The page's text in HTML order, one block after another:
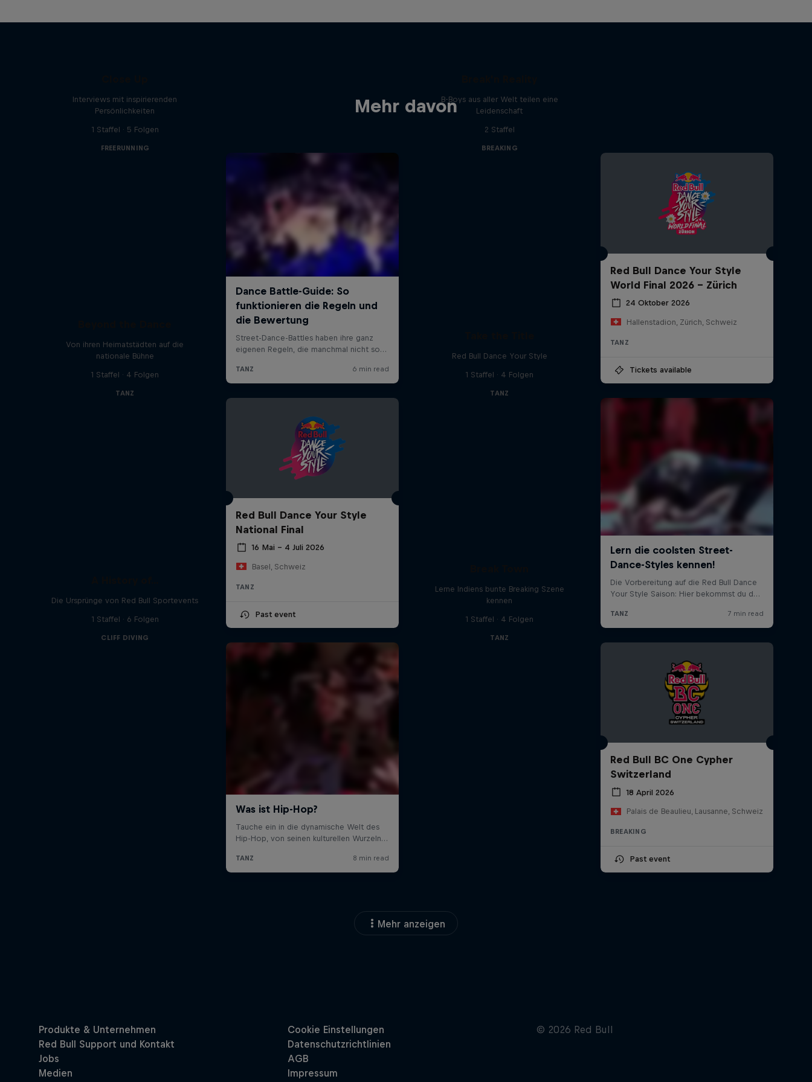
Mehr davon
Interviews mit inspirierenden
Persönlichkeiten
1 Staffel · 5 Folgen
FREERUNNING
B-Boys aus aller Welt teilen eine
Leidenschaft
2 Staffel
BREAKING
Red Bull Dance Your Style
World Final 2026 - Zürich
24 Oktober 2026
Hallenstadion, Zürich, Schweiz
TANZ
Tickets available
Von ihren Heimatstädten auf die
nationale Bühne
1 Staffel · 4 Folgen
TANZ
Red Bull Dance Your Style
National Final
16 Mai – 4 Juli 2026
Basel, Schweiz
TANZ
Past event
Red Bull Dance Your Style
1 Staffel · 4 Folgen
TANZ
Die Ursprünge von Red Bull Sportevents
1 Staffel · 6 Folgen
CLIFF DIVING
Lerne Indiens bunte Breaking Szene
kennen
1 Staffel · 4 Folgen
TANZ
Red Bull BC One Cypher
Switzerland
18 April 2026
Palais de Beaulieu, Lausanne, Schweiz
BREAKING
Past event
Mehr anzeigen